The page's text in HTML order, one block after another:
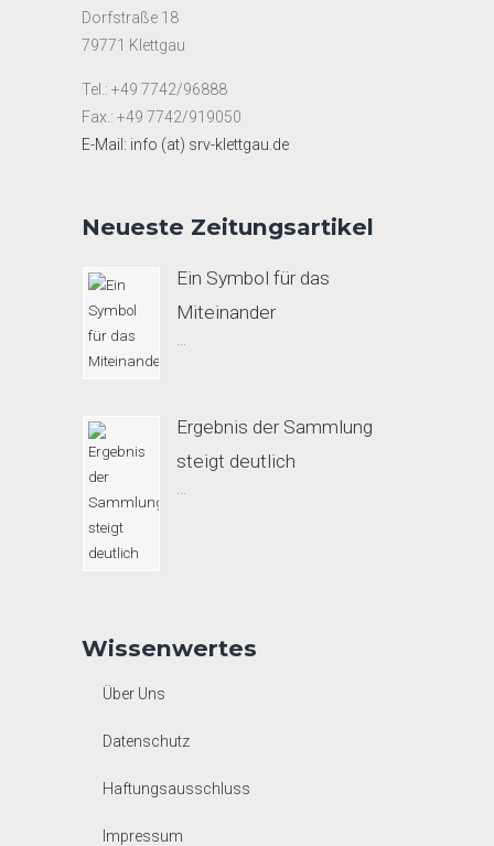
Dorfstraße 18
79771 Klettgau
Tel.: +49 7742/96888
Fax.: +49 7742/919050
E-Mail: info (at) srv-klettgau.de
Neueste Zeitungsartikel
Ein Symbol für das
Miteinander
...
Ergebnis der Sammlung
steigt deutlich
...
Wissenwertes
Über Uns
Datenschutz
Haftungsausschluss
Impressum